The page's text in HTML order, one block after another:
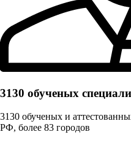
3130 обученых
3130 обученых и
РФ, более 83 городов